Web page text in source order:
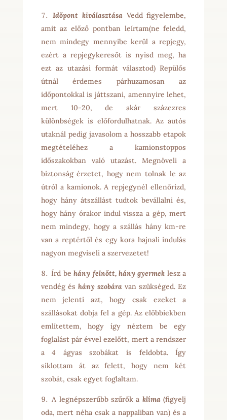
Időpont kiválasztása Vedd figyelembe,
amit az előző pontban leírtam(ne feledd,
nem mindegy mennyibe kerül a repjegy,
ezért a repjegykeresőt is nyisd meg, ha
ezt az utazási formát választod) Repülős
útnál érdemes párhuzamosan az
időpontokkal is játtszani, amennyire lehet,
mert 10-20, de akár százezres
különbségek is előfordulhatnak. Az autós
utaknál pedig javasolom a hosszabb etapok
megtételéhez a kamionstoppos
időszakokban való utazást. Megnöveli a
biztonság érzetet, hogy nem tolnak le az
útról a kamionok. A repjegynél ellenőrizd,
hogy hány átszállást tudtok bevállalni és,
hogy hány órakor indul vissza a gép, mert
nem mindegy, hogy a szállás hány km-re
van a reptértől és egy kora hajnali indulás
nagyon megviseli a szervezetet!
Írd behány felnőtt, hány gyermek lesz a
vendég és hány szobára van szükséged. Ez
nem jelenti azt, hogy csak ezeket a
szállásokat dobja fel a gép. Az előbbiekben
említettem, hogy így néztem be egy
foglalást pár évvel ezelőtt, mert a rendszer
a 4 ágyas szobákat is feldobta. Így
siklottam át az felett, hogy nem két
szobát, csak egyet foglaltam.
A legnépszerűbb szűrők a klíma(figyelj
oda, mert néha csak a nappaliban van) és a